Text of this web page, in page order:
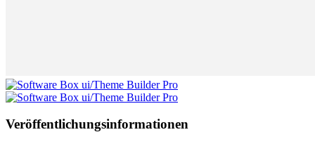
Veröffentlichungsinformationen